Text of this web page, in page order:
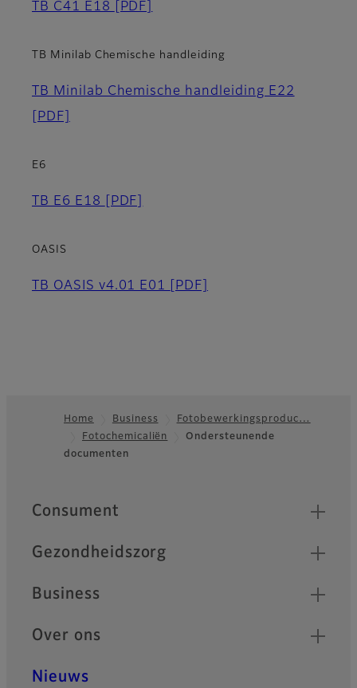
TB C41 E18 [PDF]
TB Minilab Chemische handleiding
TB Minilab Chemische handleiding E22
[PDF]
E6
TB E6 E18 [PDF]
OASIS
TB OASIS v4.01 E01 [PDF]
Footer
Home Business
Fotobewerkingsproduc…
Fotochemicaliën
Ondersteunende
documenten
Quick Links
Consument
Gezondheidszorg
Business
Over ons
Nieuws